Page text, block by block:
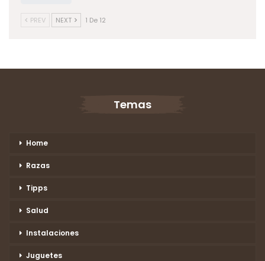
PREV NEXT 1 De 12
Temas
Home
Razas
Tipps
Salud
Instalaciones
Juguetes